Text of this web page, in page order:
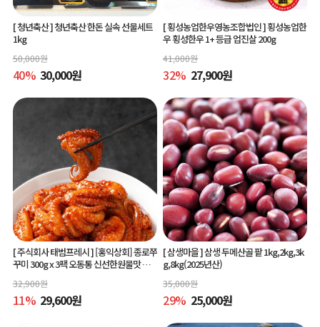
[ 청년축산 ]청년축산 한돈 실속 선물세트
1kg
50,000원
40% 30,000원
[ 횡성농업한우영농조합법인 ]횡성농업한
우 횡성한우 1+ 등급 업진살 200g
41,000원
32% 27,900원
[ 주식회사 태범프레시 ][홍익상회] 종로쭈
꾸미 300g x 3팩 오동통 신선한원물맛 그
32,900원
11% 29,600원
[ 삼생마을 ]삼생 두메산골 팥 1kg,2kg,3k
g,8kg(2025년산)
35,000원
29% 25,000원